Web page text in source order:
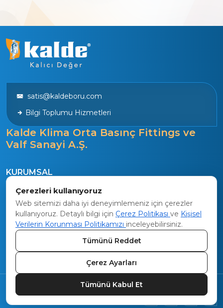
satis@kaldeboru.com
Bilgi Toplumu Hizmetleri
Kalde Klima Orta Basınç Fittings ve
Valf Sanayi A.Ş.
KURUMSAL
Tarihçe
Vizyon
Kalite Politikamız
ÜRETİM
Sistem Üretimi
Organik İnsan
Çerezleri kullanıyoruz
Web sitemizi daha iyi deneyimlemeniz için çerezler
kullanıyoruz. Detaylı bilgi için Çerez Politikası ve Kişisel
Verilerin Korunması Politikamızı inceleyebilirsiniz.
Tümünü Reddet
Çerez Ayarları
Tümünü Kabul Et